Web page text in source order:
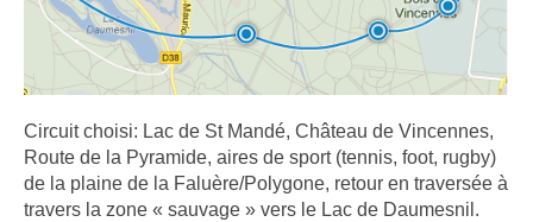
Circuit choisi: Lac de St Mandé, Château de Vincennes,
Route de la Pyramide, aires de sport (tennis, foot, rugby)
de la plaine de la Faluère/Polygone, retour en traversée à
travers la zone « sauvage » vers le Lac de Daumesnil.